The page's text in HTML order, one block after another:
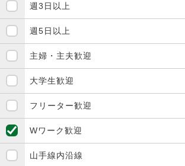
週3日以上
週5日以上
主婦・主夫歓迎
大学生歓迎
フリーター歓迎
Wワーク歓迎
山手線内沿線